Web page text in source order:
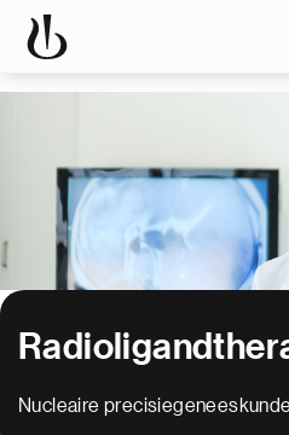
Nucleaire